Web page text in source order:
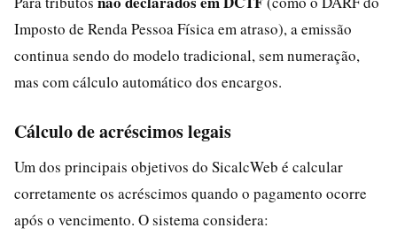
Imposto de Renda Pessoa Física em atraso), a emissão
continua sendo do modelo tradicional, sem numeração,
mas com cálculo automático dos encargos.
Cálculo de acréscimos legais
Um dos principais objetivos do SicalcWeb é calcular
corretamente os acréscimos quando o pagamento ocorre
após o vencimento. O sistema considera: